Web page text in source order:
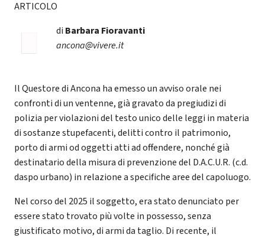
ARTICOLO
di Barbara Fioravanti
ancona@vivere.it
Il Questore di Ancona ha emesso un avviso orale nei
confronti di un ventenne, già gravato da pregiudizi di
polizia per violazioni del testo unico delle leggi in materia
di sostanze stupefacenti, delitti contro il patrimonio,
porto di armi od oggetti atti ad offendere, nonché già
destinatario della misura di prevenzione del D.A.C.U.R. (c.d.
daspo urbano) in relazione a specifiche aree del capoluogo.
Nel corso del 2025 il soggetto, era stato denunciato per
essere stato trovato più volte in possesso, senza
giustificato motivo, di armi da taglio. Di recente, il